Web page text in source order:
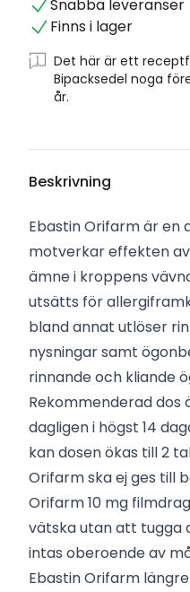
Snabba leveranser
Finns i lager
Det här är ett
Bipacksedel noga
år.
Beskrivning
Ebastin Orifarm är en
motverkar effekten
ämne i kroppens
utsätts för
bland annat utlöser
nysningar samt
rinnande och kliande
Rekommenderad dos
dagligen i högst 14
kan dosen ökas till 2
Orifarm ska ej ges till
Orifarm 10 mg
vätska utan att tugga
intas oberoende av
Ebastin Orifarm